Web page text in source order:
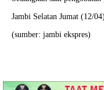
Jambi Selatan Jumat (12/
(sumber: jambi ekspres)